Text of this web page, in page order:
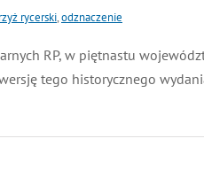
rycerski,odznaczenie
RP, w piętnastu
tego historycznego